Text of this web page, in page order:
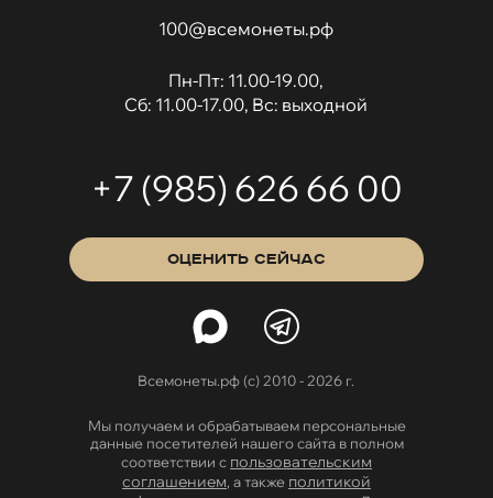
100@всемонеты.рф
Пн-Пт: 11.00-19.00,
Сб: 11.00-17.00, Вс: выходной
+7 (985) 626 66 00
ОЦЕНИТЬ СЕЙЧАС
Всемонеты.рф (с) 2010 - 2026 г.
Мы получаем и обрабатываем персональные
данные посетителей нашего сайта в полном
соответствии с пользовательским
соглашением, а также политикой